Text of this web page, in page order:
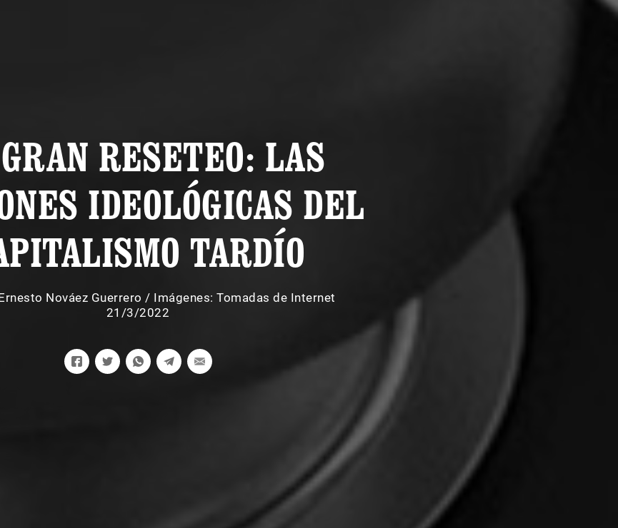
RESETEO: LAS
IDEOLÓGICAS DEL
TARDÍO
Nováez Guerrero / Imágenes: Tomadas de Internet
21/3/2022